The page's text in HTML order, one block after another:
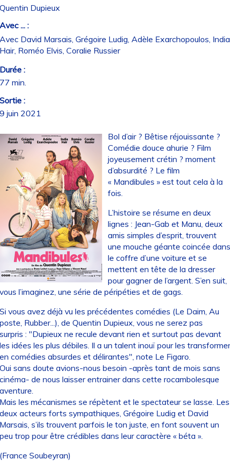
Dupieux
... :
David Marsais, Grégoire Ludig, Adèle Exarchopoulos, India
Roméo Elvis, Coralie Russier
:
min.
:
juin 2021
Bol d’air ? Bêtise réjouissante ?
Comédie douce ahurie ? Film
joyeusement crétin ? moment
d’absurdité ? Le film
« Mandibules » est tout cela à la
fois.
L’histoire se résume en deux
lignes : Jean-Gab et Manu, deux
amis simples d’esprit, trouvent
une mouche géante coincée
le coffre d’une voiture et se
mettent en tête de la dresser
pour gagner de l’argent. S’en suit,
l’imaginez, une série de péripéties et de gags.
vous avez déjà vu les précédentes comédies (Le Daim, Au
Rubber...), de Quentin Dupieux, vous ne serez pas
: "Dupieux ne recule devant rien et surtout pas devant
idées les plus débiles. Il a un talent inouï pour les transformer
comédies absurdes et délirantes", note Le Figaro.
sans doute avions-nous besoin -après tant de mois sans
de nous laisser entrainer dans cette rocambolesque
les mécanismes se répètent et le spectateur se lasse. Les
acteurs forts sympathiques, Grégoire Ludig et David
s’ils trouvent parfois le ton juste, en font souvent un
trop pour être crédibles dans leur caractère « béta ».
Soubeyran)